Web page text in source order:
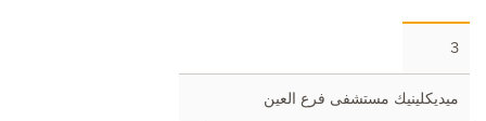
3
ميديكلينيك مستشفى فرع العين